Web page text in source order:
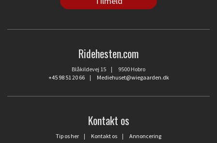
Ridehesten.com
Blåkildevej 15 | 9500 Hobro
+45 98 51 20 66| Mediehuset@wiegaarden.dk
Kontakt os
Tip os her | Kontakt os | Annoncering